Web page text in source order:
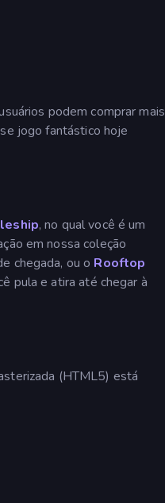
podem comprar mais
jogo fantástico hoje
, no qual você é um
em nossa coleção
chegada, ou o Rooftop
pula e atira até chegar à
(HTML5) está